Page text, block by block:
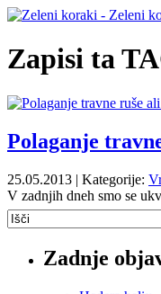
Zapisi ta
Polaganje
25.05.2013 | Kategorije:
V zadnjih dneh smo se
Zadnje